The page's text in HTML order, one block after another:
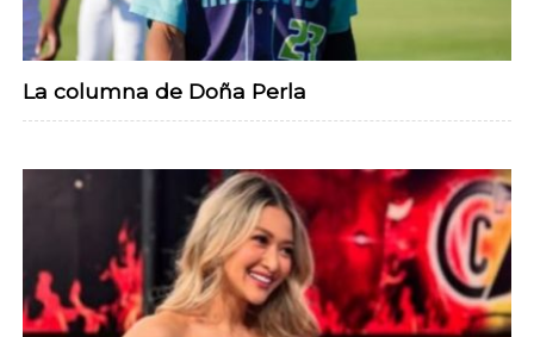
La columna de Doña Perla